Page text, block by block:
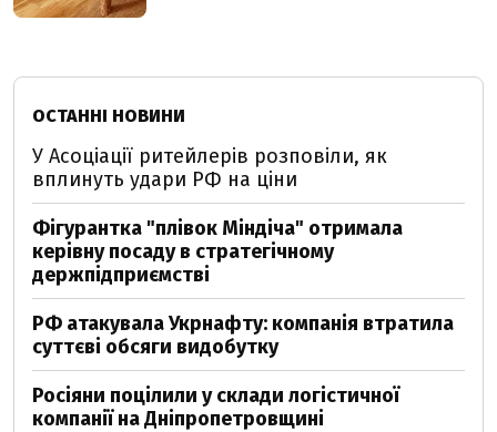
ОСТАННІ НОВИНИ
У Асоціації ритейлерів розповіли, як
вплинуть удари РФ на ціни
Фігурантка "плівок Міндіча" отримала
керівну посаду в стратегічному
держпідприємстві
РФ атакувала Укрнафту: компанія втратила
суттєві обсяги видобутку
Росіяни поцілили у склади логістичної
компанії на Дніпропетровщині